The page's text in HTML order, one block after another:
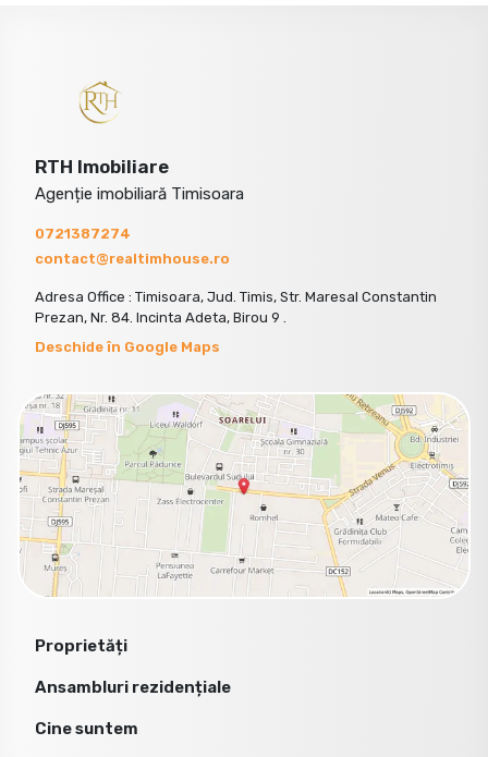
RTH Imobiliare
Agenție imobiliară Timisoara
0721387274
contact@realtimhouse.ro
Adresa Office : Timisoara, Jud. Timis, Str. Maresal Constantin
Prezan, Nr. 84. Incinta Adeta, Birou 9 .
Deschide în Google Maps
Proprietăți
Ansambluri rezidențiale
Cine suntem